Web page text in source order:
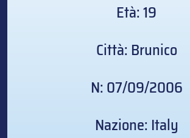
Età: 19
Città: Brunico
N: 07/09/2006
Nazione: Italy